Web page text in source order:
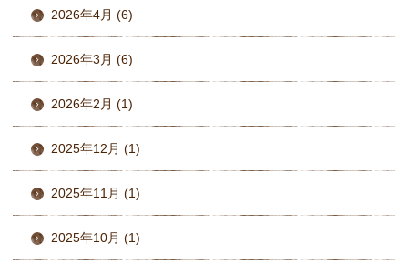
2026年4月 (6)
2026年3月 (6)
2026年2月 (1)
2025年12月 (1)
2025年11月 (1)
2025年10月 (1)